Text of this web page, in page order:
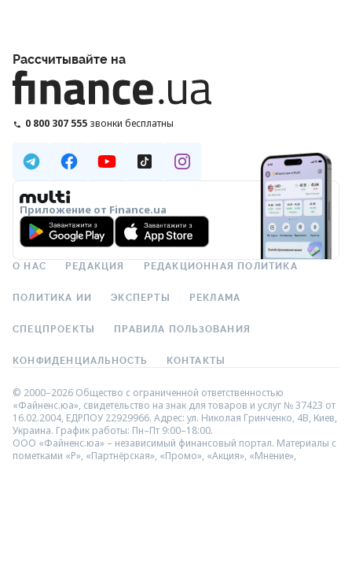
Рассчитывайте на
0 800 307 555 звонки бесплатны
Приложение от Finance.ua
О НАС РЕДАКЦИЯ РЕДАКЦИОННАЯ ПОЛИТИКА
ПОЛИТИКА ИИ ЭКСПЕРТЫ РЕКЛАМА
СПЕЦПРОЕКТЫ ПРАВИЛА ПОЛЬЗОВАНИЯ
КОНФИДЕНЦИАЛЬНОСТЬ КОНТАКТЫ
© 2000–2026 Общество с ограниченной ответственностью
«Файненс.юа», свидетельство на знак для товаров и услуг № 37423 от
16.02.2004, ЕДРПОУ 22929966. Адрес: ул. Николая Гринченко, 4В, Киев,
Украина. График работы: Пн–Пт 9:00–18:00.
ООО «Файненс.юа» – независимый финансовый портал. Материалы с
пометками «Р», «Партнёрская», «Промо», «Акция», «Мнение»,